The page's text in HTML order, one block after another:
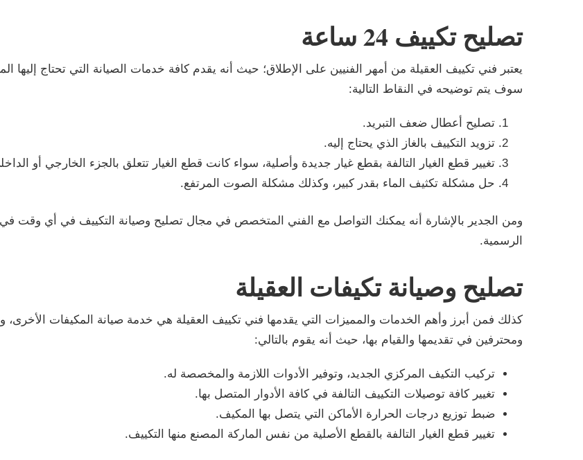
تصليح تكييف 24 ساعة
يعتبر فني تكييف العقيلة من أمهر الفنيين على الإطلاق؛ حيث أنه يقدم كافة خدمات الصيانة التي تحتاج إليها
سوف يتم توضيحه في النقاط التالية:
تصليح أعطال ضعف التبريد.
تزويد التكييف بالغاز الذي يحتاج إليه.
تغيير قطع الغيار التالفة بقطع غيار جديدة وأصلية، سواء كانت قطع الغيار تتعلق بالجزء الخارجي أو
حل مشكلة تكثيف الماء بقدر كبير، وكذلك مشكلة الصوت المرتفع.
ومن الجدير بالإشارة أنه يمكنك التواصل مع الفني المتخصص في مجال تصليح وصيانة التكييف في أي وقت
الرسمية.
تصليح وصيانة تكيفات العقيلة
كذلك فمن أبرز وأهم الخدمات والمميزات التي يقدمها فني تكييف العقيلة هي خدمة صيانة المكيفات الأخرى،
ومحترفين في تقديمها والقيام بها، حيث أنه يقوم بالتالي:
تركيب التكيف المركزي الجديد، وتوفير الأدوات اللازمة والمخصصة له.
تغيير كافة توصيلات التكييف التالفة في كافة الأدوار المتصل بها.
ضبط توزيع درجات الحرارة الأماكن التي يتصل بها المكيف.
تغيير قطع الغيار التالفة بالقطع الأصلية من نفس الماركة المصنع منها التكييف.